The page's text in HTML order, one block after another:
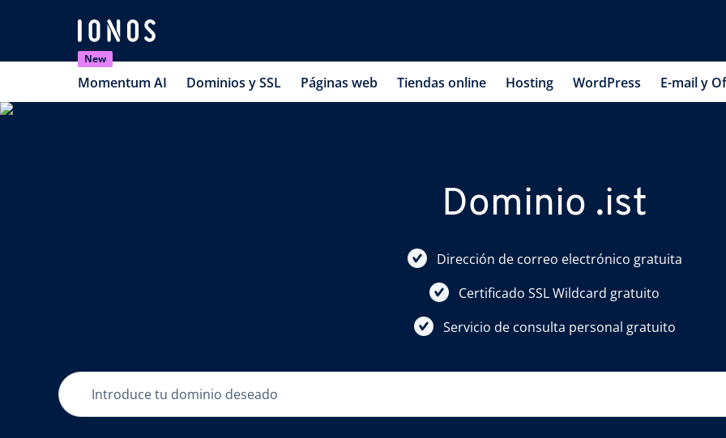
New
Momentum AI Dominios y SSL Páginas web Tiendas online Hosting WordPress E-mail y
Dominio .ist
Dirección de correo electrónico gratuita
Certificado SSL Wildcard gratuito
Servicio de consulta personal gratuito